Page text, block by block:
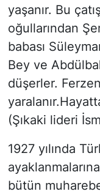
yaşanır. Bu
oğullarından
babası
Bey ve
düşerler.
(Şıkaki lideri
1927 yılında
bütün